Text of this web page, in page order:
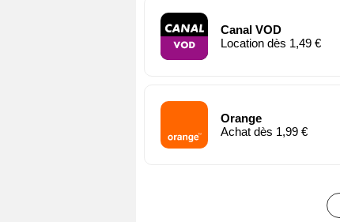
Canal VOD
Location dès 1,49 €
Orange
Achat dès 1,99 €